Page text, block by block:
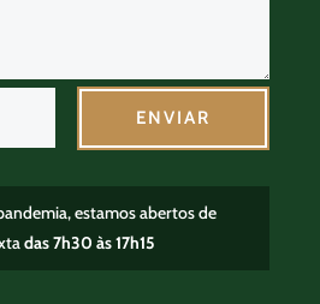
ENVIAR
estamos abertos de
das 7h30 às 17h15